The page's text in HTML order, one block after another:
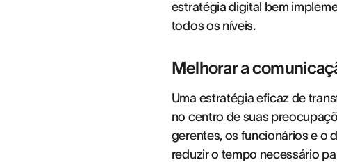
estratégia digital bem
todos os níveis.
Melhorar a
Uma estratégia eficaz de
no centro de suas
gerentes, os funcionários e o
reduzir o tempo necessário